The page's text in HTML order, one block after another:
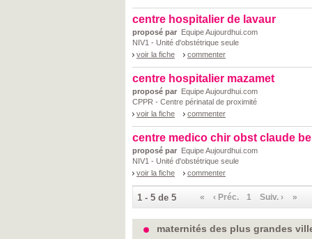
centre hospitalier de lavaur
proposé par Equipe Aujourdhui.com
NIV1 - Unité d'obstétrique seule
voir la fiche
commenter
centre hospitalier mazamet
proposé par Equipe Aujourdhui.com
CPPR - Centre périnatal de proximité
voir la fiche
commenter
centre medico chir obst claude
proposé par Equipe Aujourdhui.com
NIV1 - Unité d'obstétrique seule
voir la fiche
commenter
1 - 5 de 5 « ‹ Préc. 1 Suiv. › »
maternités des plus grandes